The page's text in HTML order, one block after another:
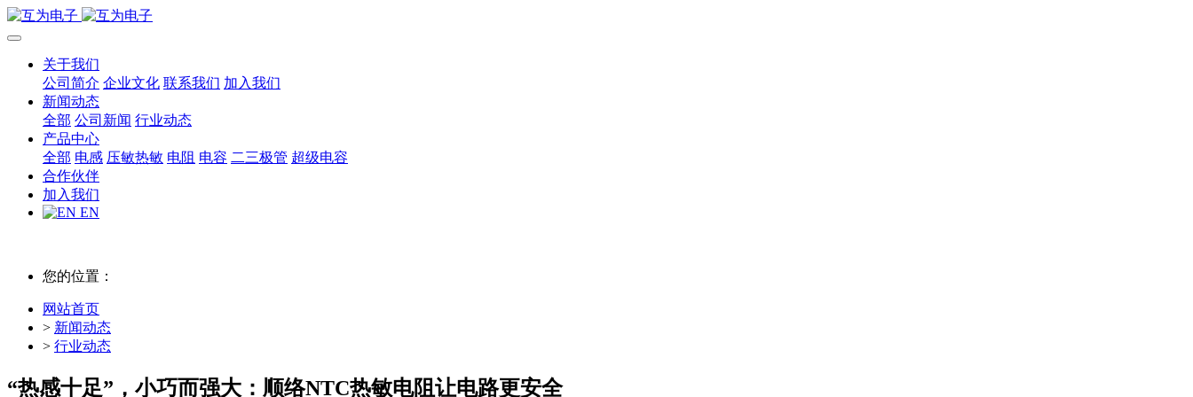
关于我们
公司简介 企业文化 联系我们 加入我们
新闻动态
全部 公司新闻 行业动态
产品中心
全部 电感 压敏热敏 电阻 电容 二三极管 超级电容
合作伙伴
加入我们
EN
您的位置：
网站首页
> 新闻动态
> 行业动态
“热感十足”，小巧而强大：顺络NTC热敏电阻让电路更安全